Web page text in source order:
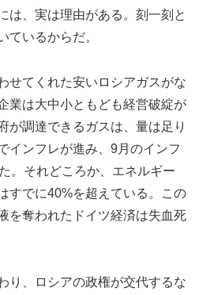
は、実は理由がある。刻一刻と
ているからだ。
せてくれた安いロシアガスがな
業は大中小ともども経営破綻が
が調達できるガスは、量は足り
インフレが進み、9月のインフ
。それどころか、エネルギー
すでに40%を超えている。この
を奪われたドイツ経済は失血死
り、ロシアの政権が交代するな